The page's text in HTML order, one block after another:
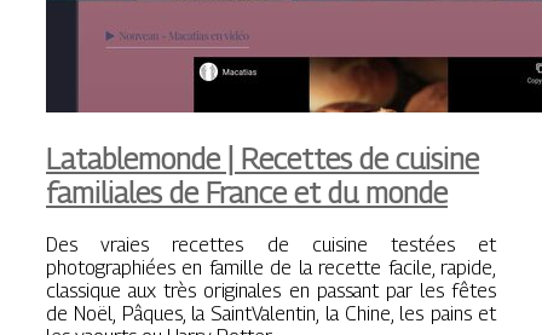
Latab­le­mon­de | Recettes de cuisine
familiales de France et du monde
Des vraies recettes de cuisine testées et
photographiées en famille de la recette facile, rapide,
classique aux très originales en passant par les fêtes
de Noël, Pâques, la SaintValentin, la Chine, les pains et